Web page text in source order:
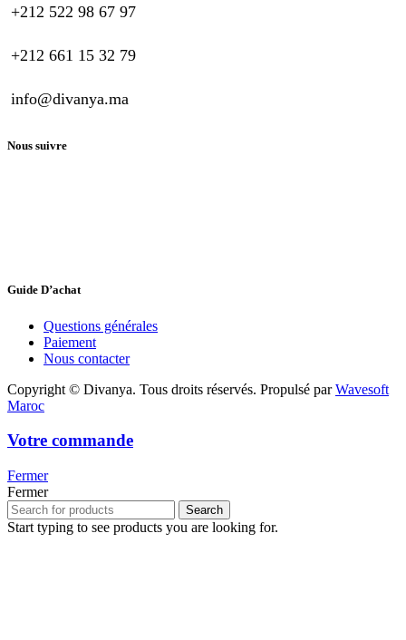
+212 522 98 67 97
+212 661 15 32 79
info@divanya.ma
Nous suivre
Guide D’achat
Questions générales
Paiement
Nous contacter
Copyright © Divanya. Tous droits réservés. Propulsé parWavesoft
Maroc
Votre commande
Fermer
Fermer
Search
Start typing to see products you are looking for.